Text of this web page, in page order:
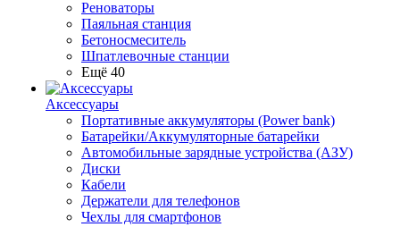
Реноваторы
Паяльная станция
Бетоносмеситель
Шпатлевочные станции
Ещё 40
Аксессуары
Портативные аккумуляторы (Power bank)
Батарейки/Аккумуляторные батарейки
Автомобильные зарядные устройства (АЗУ)
Диски
Кабели
Держатели для телефонов
Чехлы для смартфонов